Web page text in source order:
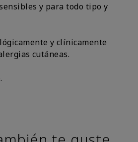
y para todo tipo y
y clínicamente
cutáneas.